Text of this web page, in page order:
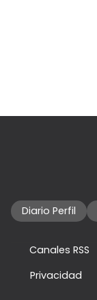
Diario Perfil
Canales RSS
Privacidad